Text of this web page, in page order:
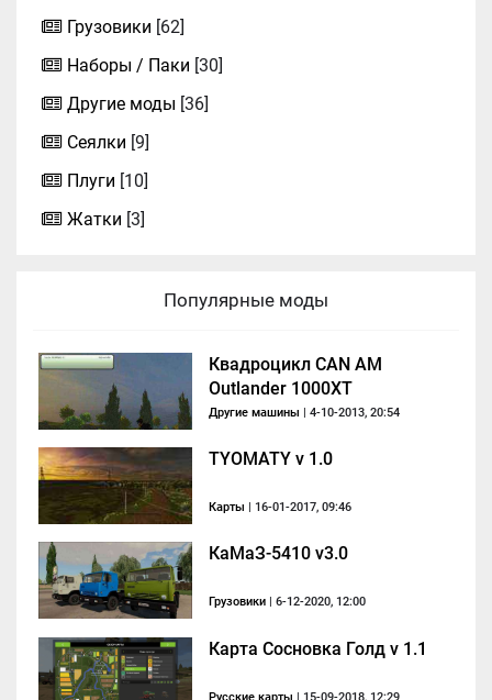
Грузовики [62]
Наборы / Паки [30]
Другие моды [36]
Сеялки [9]
Плуги [10]
Жатки [3]
Популярные моды
Квадроцикл CAN AM
Outlander 1000XT
Другие машины | 4-10-2013, 20:54
TYOMATY v 1.0
Карты | 16-01-2017, 09:46
КаМаЗ-5410 v3.0
Грузовики | 6-12-2020, 12:00
Карта Сосновка Голд v 1.1
Русские карты | 15-09-2018, 12:29